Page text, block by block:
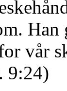
vår
9:24)